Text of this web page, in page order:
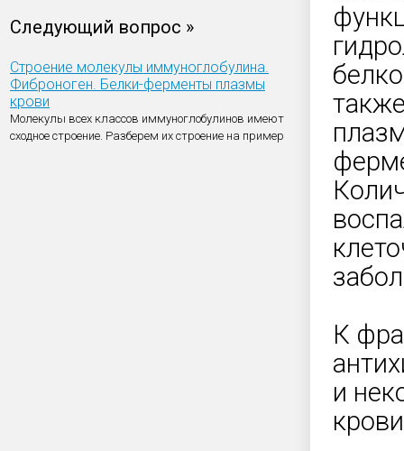
Следующий вопрос »
Строение молекулы иммуноглобулина.
Фиброноген. Белки-ферменты плазмы
крови
Молекулы всех классов иммуноглобулинов имеют
сходное строение. Разберем их строение на пример
К
и